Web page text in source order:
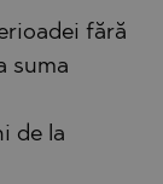
fără
suma
de la